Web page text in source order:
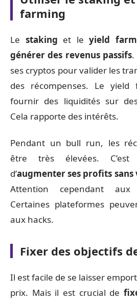
farming
Le staking et leyield
générer des revenus passifs.
ses cryptos pour valider les
des récompenses. Le yield
fournir des liquidités sur
Cela rapporte des intérêts.
Pendant un bull run, les
être très élevées.
d’augmenter ses profits sans
Attention cependant aux
Certaines plateformes
aux hacks.
Fixer des objectifs
Il est facile de se laisser
prix. Mais il est crucial de